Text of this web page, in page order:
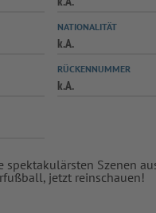
SPIELPLUS
NATIONALITÄT
k.A.
RÜCKENNUMMER
k.A.
spektakulärsten Szenen
jetzt reinschauen!